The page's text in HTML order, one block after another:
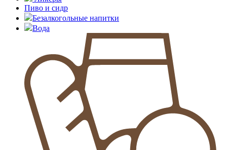
Пиво и сидр
Безалкогольные напитки
Вода